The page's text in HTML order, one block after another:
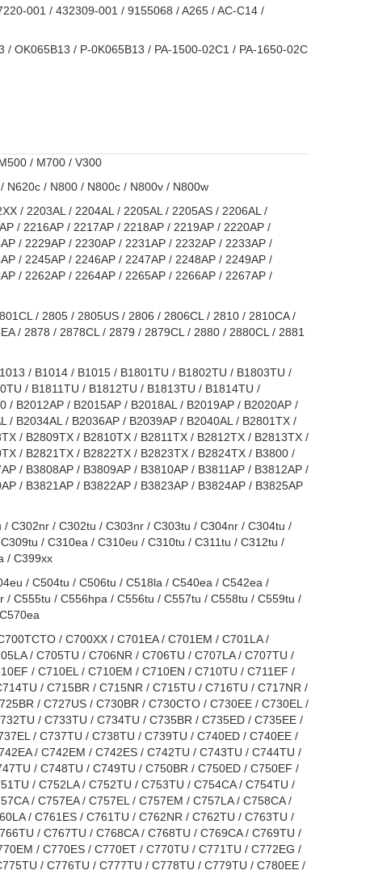
001 / 432309-001 / 9155068 / A265 / AC-C14 /
/ OK065B13 / P-0K065B13 / PA-1500-02C1 / PA-1650-02C
/ M700 / V300
N620c / N800 / N800c / N800v / N800w
/ 2203AL / 2204AL / 2205AL / 2205AS / 2206AL /
/ 2216AP / 2217AP / 2218AP / 2219AP / 2220AP /
/ 2229AP / 2230AP / 2231AP / 2232AP / 2233AP /
/ 2245AP / 2246AP / 2247AP / 2248AP / 2249AP /
/ 2262AP / 2264AP / 2265AP / 2266AP / 2267AP /
/ 2805 / 2805US / 2806 / 2806CL / 2810 / 2810CA /
/ 2878 / 2878CL / 2879 / 2879CL / 2880 / 2880CL / 2881
/ B1014 / B1015 / B1801TU / B1802TU / B1803TU /
/ B1811TU / B1812TU / B1813TU / B1814TU /
B2012AP / B2015AP / B2018AL / B2019AP / B2020AP /
/ B2034AL / B2036AP / B2039AP / B2040AL / B2801TX /
/ B2809TX / B2810TX / B2811TX / B2812TX / B2813TX /
/ B2821TX / B2822TX / B2823TX / B2824TX / B3800 /
/ B3808AP / B3809AP / B3810AP / B3811AP / B3812AP /
/ B3821AP / B3822AP / B3823AP / B3824AP / B3825AP
C302nr / C302tu / C303nr / C303tu / C304nr / C304tu /
/ C310ea / C310eu / C310tu / C311tu / C312tu /
/ C399xx
/ C504tu / C506tu / C518la / C540ea / C542ea /
C555tu / C556hpa / C556tu / C557tu / C558tu / C559tu /
/ C700XX / C701EA / C701EM / C701LA /
/ C705TU / C706NR / C706TU / C707LA / C707TU /
/ C710EL / C710EM / C710EN / C710TU / C711EF /
/ C715BR / C715NR / C715TU / C716TU / C717NR /
/ C727US / C730BR / C730CTO / C730EE / C730EL /
/ C733TU / C734TU / C735BR / C735ED / C735EE /
/ C737TU / C738TU / C739TU / C740ED / C740EE /
/ C742EM / C742ES / C742TU / C743TU / C744TU /
/ C748TU / C749TU / C750BR / C750ED / C750EF /
/ C752LA / C752TU / C753TU / C754CA / C754TU /
/ C757EA / C757EL / C757EM / C757LA / C758CA /
/ C761ES / C761TU / C762NR / C762TU / C763TU /
/ C767TU / C768CA / C768TU / C769CA / C769TU /
/ C770ES / C770ET / C770TU / C771TU / C772EG /
/ C776TU / C777TU / C778TU / C779TU / C780EE /